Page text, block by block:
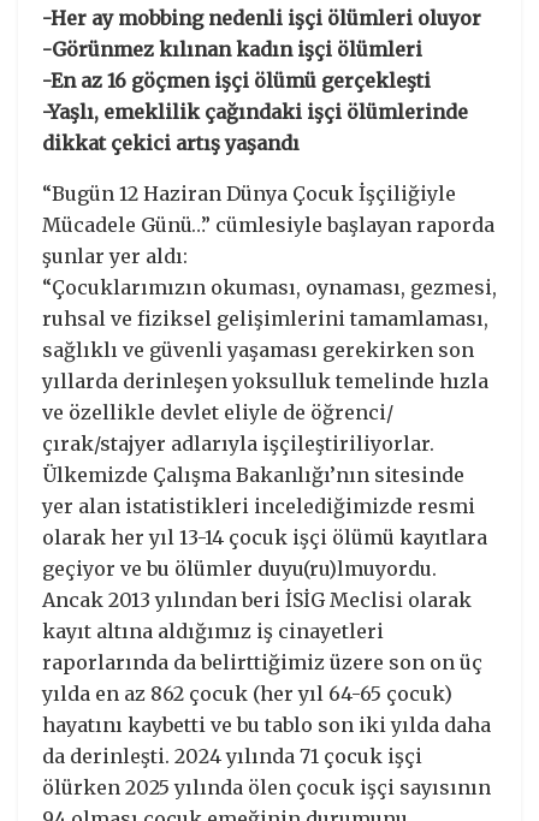
-Her ay mobbing nedenli işçi ölümleri oluyor
-Görünmez kılınan kadın işçi ölümleri
-En az 16 göçmen işçi ölümü gerçekleşti
-Yaşlı, emeklilik çağındaki işçi ölümlerinde
dikkat çekici artış yaşandı
“Bugün 12 Haziran Dünya Çocuk İşçiliğiyle
Mücadele Günü…” cümlesiyle başlayan raporda
şunlar yer aldı:
“Çocuklarımızın okuması, oynaması, gezmesi,
ruhsal ve fiziksel gelişimlerini tamamlaması,
sağlıklı ve güvenli yaşaması gerekirken son
yıllarda derinleşen yoksulluk temelinde hızla
ve özellikle devlet eliyle de öğrenci/
çırak/stajyer adlarıyla işçileştiriliyorlar.
Ülkemizde Çalışma Bakanlığı’nın sitesinde
yer alan istatistikleri incelediğimizde resmi
olarak her yıl 13-14 çocuk işçi ölümü kayıtlara
geçiyor ve bu ölümler duyu(ru)lmuyordu.
Ancak 2013 yılından beri İSİG Meclisi olarak
kayıt altına aldığımız iş cinayetleri
raporlarında da belirttiğimiz üzere son on üç
yılda en az 862 çocuk (her yıl 64-65 çocuk)
hayatını kaybetti ve bu tablo son iki yılda daha
da derinleşti. 2024 yılında 71 çocuk işçi
ölürken 2025 yılında ölen çocuk işçi sayısının